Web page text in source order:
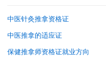
中医针灸推拿资格证
中医推拿的适应证
保健推拿师资格证就业方向